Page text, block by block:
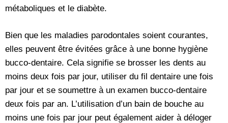
métaboliques et le diabète.
Bien que les maladies parodontales soient courantes,
elles peuvent être évitées grâce à une bonne hygiène
bucco-dentaire. Cela signifie se brosser les dents au
moins deux fois par jour, utiliser du fil dentaire une fois
par jour et se soumettre à un examen bucco-dentaire
deux fois par an. L’utilisation d’un bain de bouche au
moins une fois par jour peut également aider à déloger